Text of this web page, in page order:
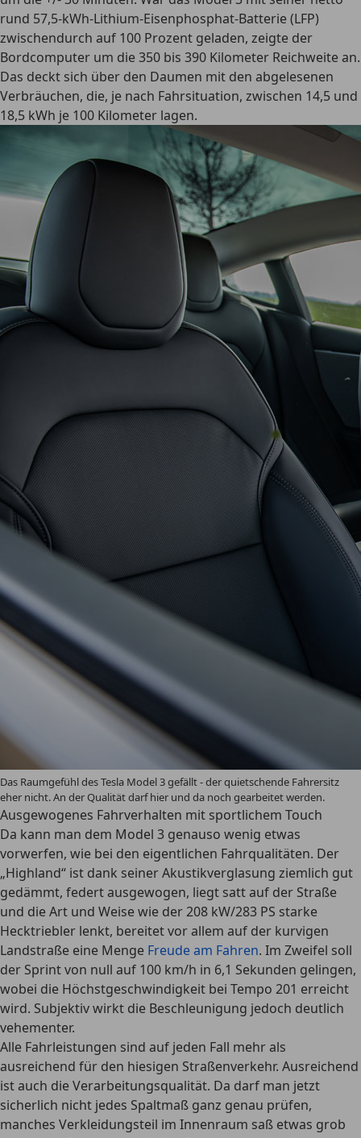
rund 57,5-kWh-Lithium-Eisenphosphat-Batterie (LFP)
zwischendurch auf 100 Prozent geladen, zeigte der
Bordcomputer um die 350 bis 390 Kilometer Reichweite an.
Das deckt sich über den Daumen mit den abgelesenen
Verbräuchen, die, je nach Fahrsituation, zwischen 14,5 und
18,5 kWh je 100 Kilometer lagen.
Das Raumgefühl des Tesla Model 3 gefällt - der quietschende Fahrersitz
eher nicht. An der Qualität darf hier und da noch gearbeitet werden.
Ausgewogenes Fahrverhalten mit sportlichem Touch
Da kann man dem Model 3 genauso wenig etwas
vorwerfen, wie bei den eigentlichen Fahrqualitäten. Der
„Highland“ ist dank seiner Akustikverglasung ziemlich gut
gedämmt, federt ausgewogen, liegt satt auf der Straße
und die Art und Weise wie der 208 kW/283 PS starke
Hecktriebler lenkt, bereitet vor allem auf der kurvigen
Landstraße eine Menge Freude am Fahren. Im Zweifel soll
der Sprint von null auf 100 km/h in 6,1 Sekunden gelingen,
wobei die Höchstgeschwindigkeit bei Tempo 201 erreicht
wird. Subjektiv wirkt die Beschleunigung jedoch deutlich
vehementer.
Alle Fahrleistungen sind auf jeden Fall mehr als
ausreichend für den hiesigen Straßenverkehr. Ausreichend
ist auch die Verarbeitungsqualität. Da darf man jetzt
sicherlich nicht jedes Spaltmaß ganz genau prüfen,
manches Verkleidungsteil im Innenraum saß etwas grob